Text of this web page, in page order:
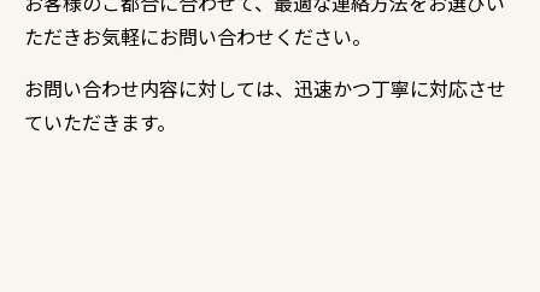
ただきお気軽にお問い合わせください。
お問い合わせ内容に対しては、迅速かつ丁寧に対応させ
ていただきます。